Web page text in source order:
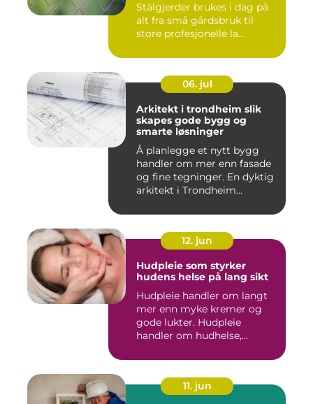
Stålgjerder brukes i dag på
alt fra små gårdsbruk til
store profesjonelle la...
06. jul
Arkitekt i trondheim slik
skapes gode bygg og
smarte løsninger
Å planlegge et nytt bygg
handler om mer enn fasade
og fine tegninger. En dyktig
arkitekt i Trondheim...
12. jun
Hudpleie som styrker
hudens helse på lang sikt
Hudpleie handler om langt
mer enn myke kremer og
gode lukter. Hudpleie
handler om hudhelse,
11. jun